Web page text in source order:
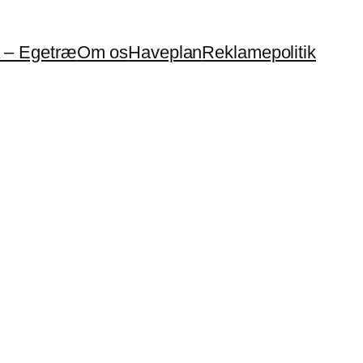
– EgetræOm osHaveplanReklamepolitik